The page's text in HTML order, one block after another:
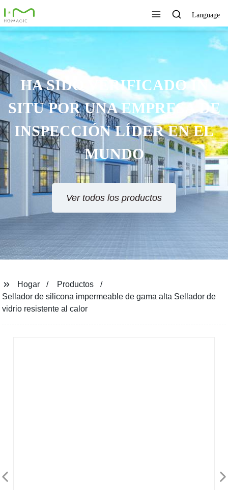
Language
HA SIDO VERIFICADO IN
SITU POR UNA EMPRESA DE
INSPECCIÓN LÍDER EN EL
MUNDO
Ver todos los productos
Hogar
Productos
Sellador de silicona impermeable de gama alta Sellador de
vidrio resistente al calor